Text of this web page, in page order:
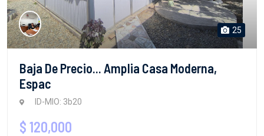
25
Baja De Precio... Amplia Casa Moderna,
Espac
ID-MIO: 3b20
$ 120,000